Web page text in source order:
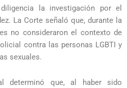
la investigación por el
La Corte señaló que, durante la
no consideraron el contexto de
contra las personas LGBTI y
sexuales.
determinó que, al haber sido